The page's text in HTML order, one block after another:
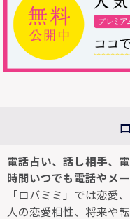
電話占い、話し相手、
時間いつでも電話やメ
「ロバミミ」では恋愛
人の恋愛相性、将来や